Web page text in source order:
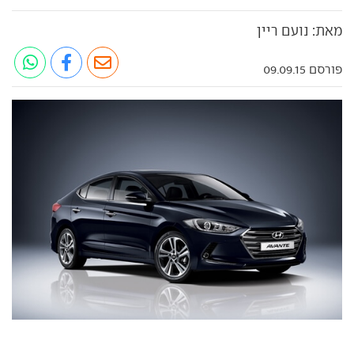
מאת: נועם ריין
פורסם 09.09.15